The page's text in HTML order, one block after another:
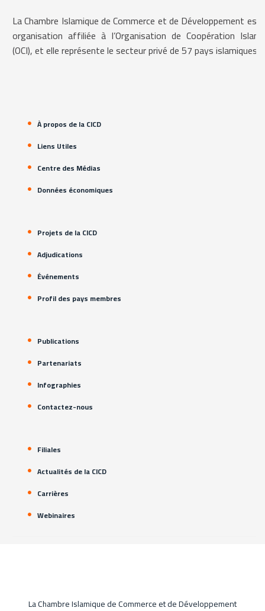
La Chambre Islamique de Commerce et de Développement est
organisation affiliée à l’Organisation de Coopération
(OCI), et elle représente le secteur privé de 57 pays islamiques.
À propos de la CICD
Liens Utiles
Centre des Médias
Données économiques
Projets de la CICD
Adjudications
Événements
Profil des pays membres
Publications
Partenariats
Infographies
Contactez-nous
Filiales
Actualités de la CICD
Carrières
Webinaires
La Chambre Islamique de Commerce et de Développement